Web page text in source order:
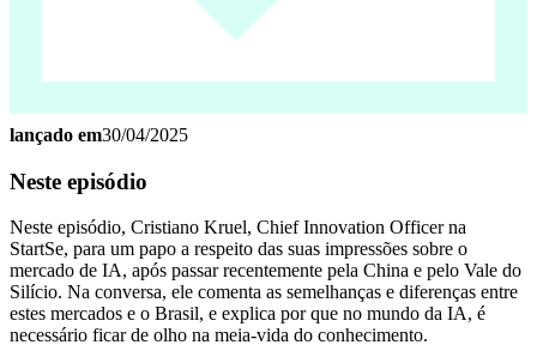
lançado em30/04/2025
Neste episódio
Neste episódio, Cristiano Kruel, Chief Innovation Officer na
StartSe, para um papo a respeito das suas impressões sobre o
mercado de IA, após passar recentemente pela China e pelo Vale do
Silício. Na conversa, ele comenta as semelhanças e diferenças entre
estes mercados e o Brasil, e explica por que no mundo da IA, é
necessário ficar de olho na meia-vida do conhecimento.